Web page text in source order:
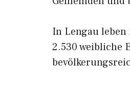
In Lengau leben
2.530 weibliche